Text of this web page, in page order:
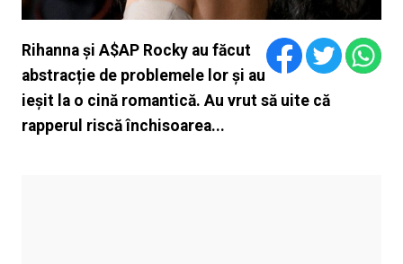
Rihanna și A$AP Rocky au făcut
abstracție de problemele lor și au
ieșit la o cină romantică. Au vrut să uite că
rapperul riscă închisoarea...